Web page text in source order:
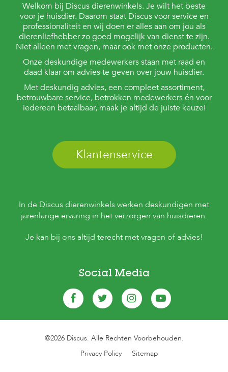
Welkom bij Discus dierenwinkels. Je wilt het beste
voor je huisdier. Daarom staat Discus voor service en
professionaliteit en wij doen er alles aan om jou als
dierenliefhebber zo goed mogelijk van dienst te zijn.
Niet alleen met vragen, maar ook met onze producten.
Onze deskundige medewerkers staan met raad en
daad klaar om advies te geven over jouw huisdier.
Met deskundig advies, een compleet assortiment,
betrouwbare service, betrokken medewerkers én voor
iedereen betaalbaar, maak je altijd de juiste keuze!
Klantenservice
In de Discus dierenwinkels werken deskundigen met
jarenlange ervaring in het verzorgen van huisdieren.
Je kan bij ons altijd terecht met vragen of advies!
Social Media
©2026 Discus. Alle Rechten Voorbehouden.
Privacy Policy
Sitemap